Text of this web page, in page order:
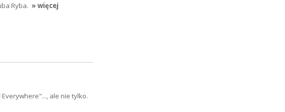
Ryba. » więcej
ale nie tylko.